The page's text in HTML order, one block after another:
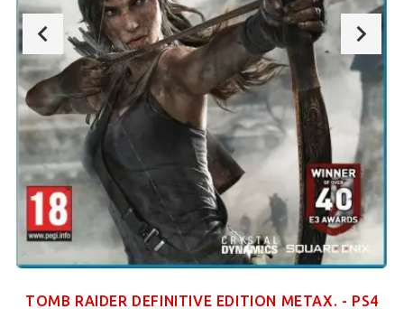
TOMB RAIDER DEFINITIVE EDITION ΜΕΤΑΧ. - PS4